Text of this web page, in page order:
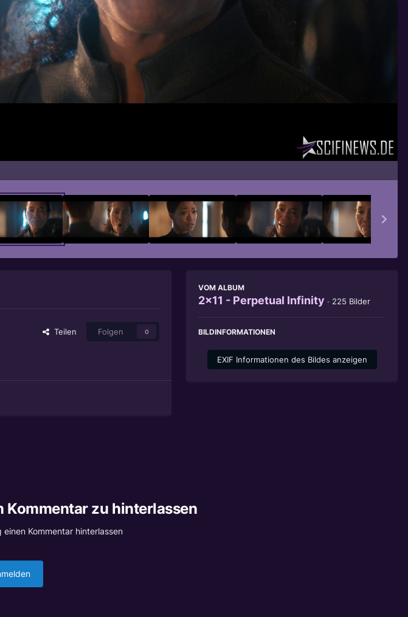
Teilen Folgen 0
VOM ALBUM
2x11 - Perpetual Infinity · 225 Bilder
BILDINFORMATIONEN
EXIF Informationen des Bildes anzeigen
Kommentar zu hinterlassen
Kommentar hinterlassen